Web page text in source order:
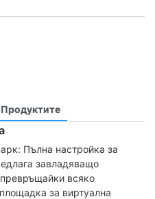
Пълна настройка за
завладяващо
всяко
за виртуална